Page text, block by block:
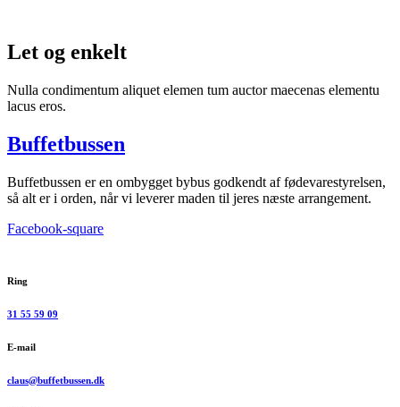
Let og enkelt
Nulla condimentum aliquet elemen tum auctor maecenas elementu
lacus eros.
Buffetbussen
Buffetbussen er en ombygget bybus godkendt af fødevarestyrelsen,
så alt er i orden, når vi leverer maden til jeres næste arrangement.
Facebook-square
Ring
31 55 59 09
E-mail
claus@buffetbussen.dk